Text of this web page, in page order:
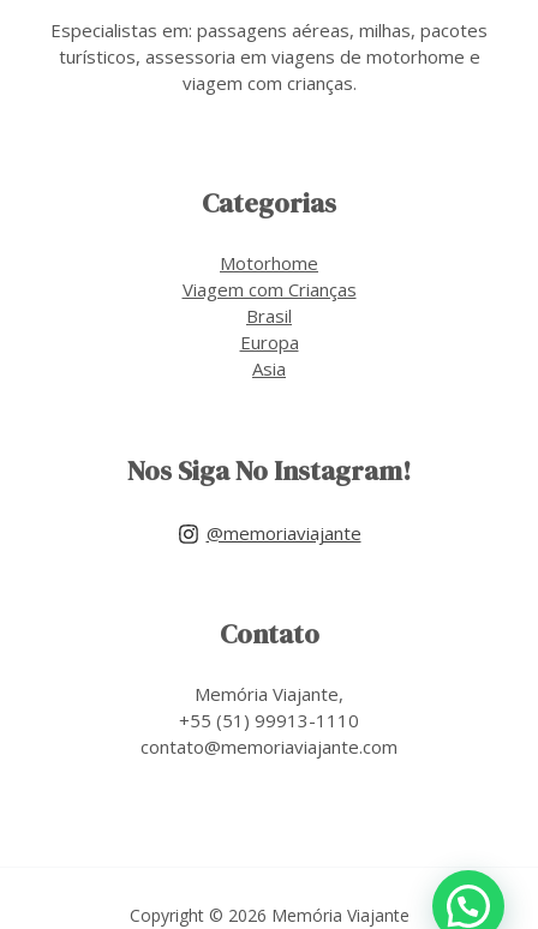
Especialistas em: passagens aéreas, milhas, pacotes
turísticos, assessoria em viagens de motorhome e
viagem com crianças.
Categorias
Motorhome
Viagem com Crianças
Brasil
Europa
Asia
Nos Siga No Instagram!
@memoriaviajante
Contato
Memória Viajante,
+55 (51) 99913-1110
contato@memoriaviajante.com
Copyright © 2026 Memória Viajante